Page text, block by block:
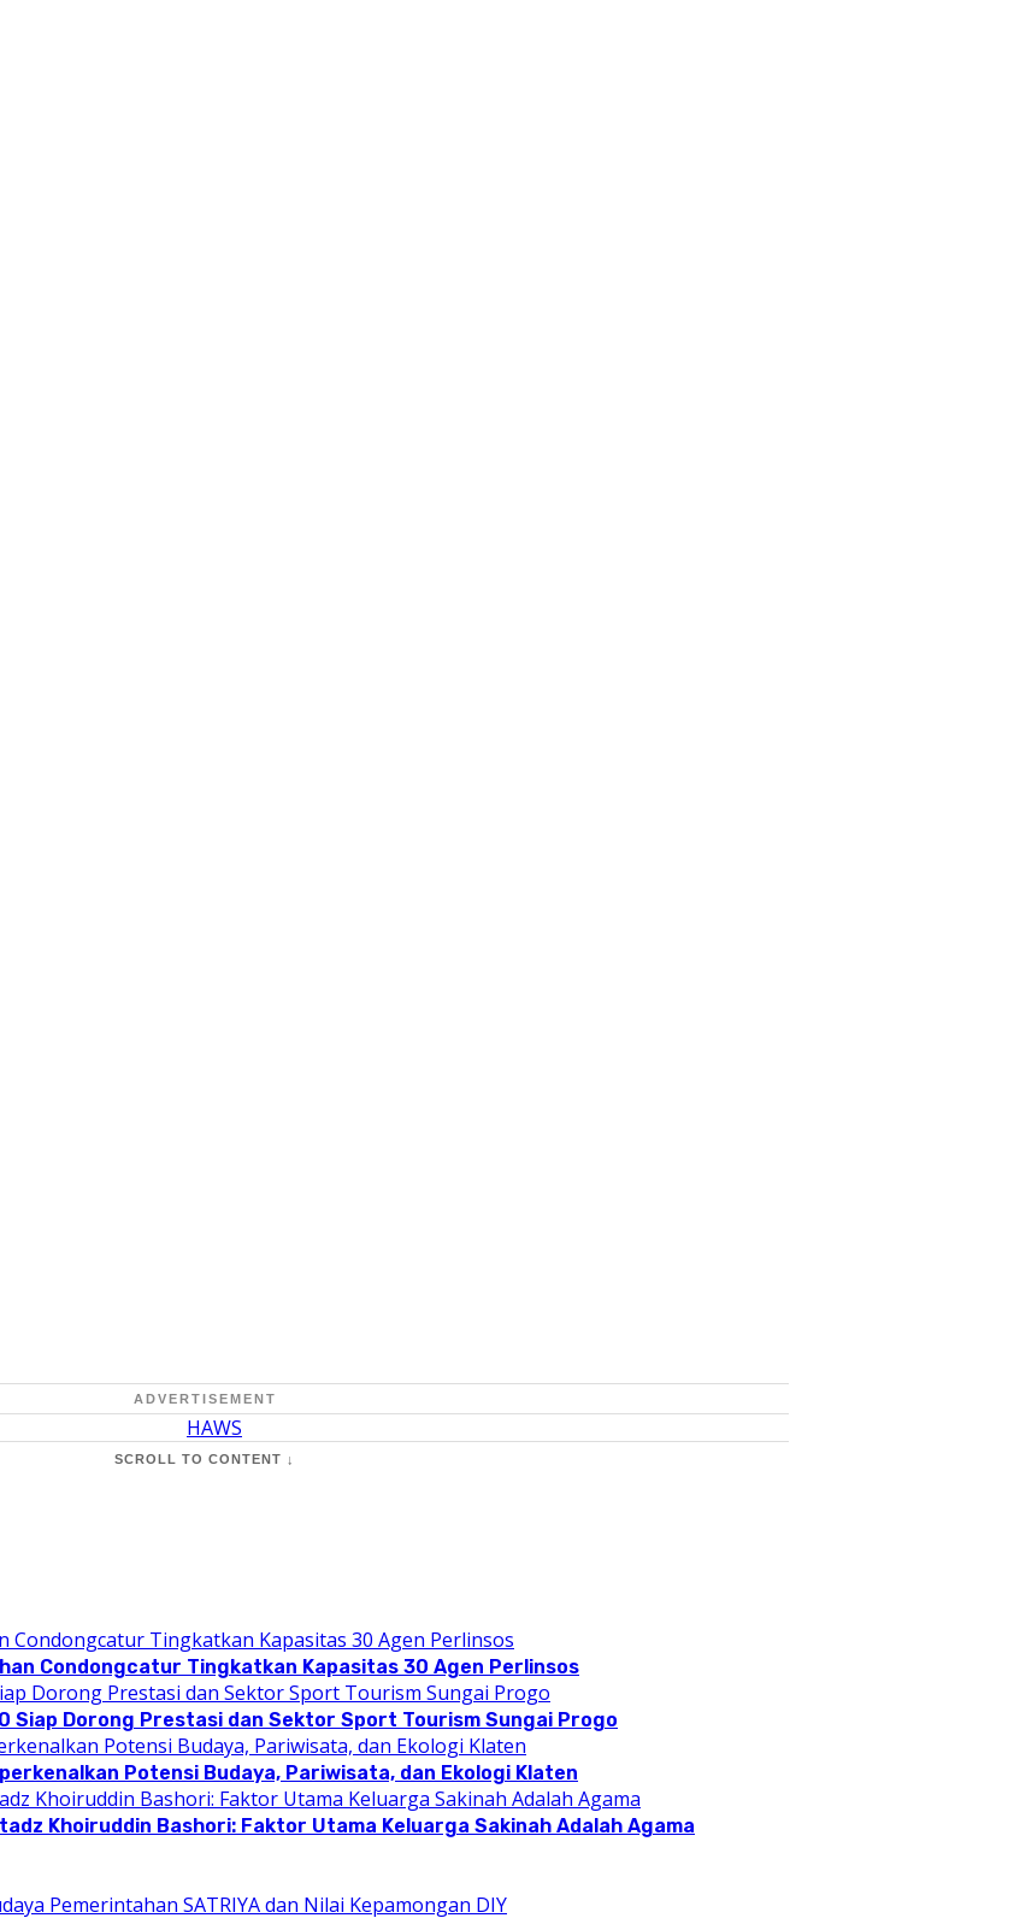
ADVERTISEMENT
SCROLL TO CONTENT ↓
Condongcatur Tingkatkan Kapasitas 30 Agen Perlinsos
Siap Dorong Prestasi dan Sektor Sport Tourism Sungai Progo
Potensi Budaya, Pariwisata, dan Ekologi Klaten
Khoiruddin Bashori: Faktor Utama Keluarga Sakinah Adalah Agama